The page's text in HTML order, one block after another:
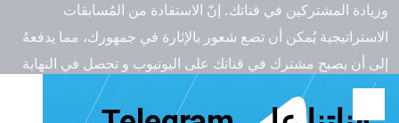
وزيادة المشتركين في قناتك. إنّ الاستفادة من المُسابقات
الاستراتيجية يُمكن أن تضع شعور بالإثارة في جمهورك، مما يدفعهُ
إلى أن يصبح مشترك في قناتك على اليوتيوب و تحصل في النهاية
على مليون متابع YouTube.